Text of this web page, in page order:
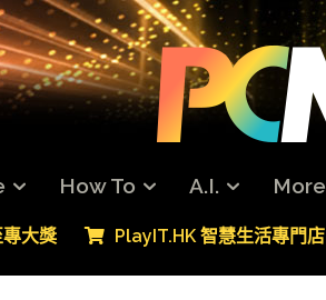
How To A.I. More
專大獎 PlayIT.HK 智慧生活專門店